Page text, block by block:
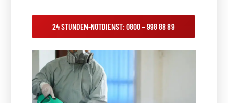
24 STUNDEN-NOTDIENST: 0800 – 998 88 89